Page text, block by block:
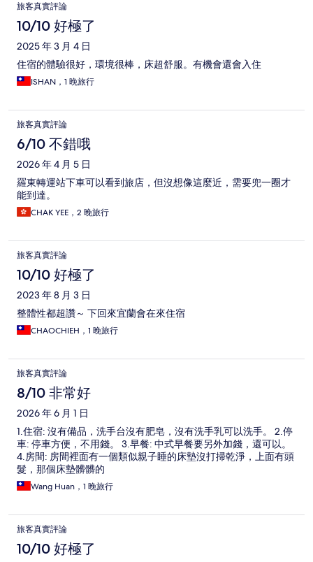
旅客真實評論
10/10 好極了
2025 年 3 月 4 日
住宿的體驗很好，環境很棒，床超舒服。有機會還會入住
ISHAN，1 晚旅行
旅客真實評論
6/10 不錯哦
2026 年 4 月 5 日
羅東轉運站下車可以看到旅店，但沒想像這麼近，需要兜一圈才
能到達。
CHAK YEE，2 晚旅行
旅客真實評論
10/10 好極了
2023 年 8 月 3 日
整體性都超讚～ 下回來宜蘭會在來住宿
CHAOCHIEH，1 晚旅行
旅客真實評論
8/10 非常好
2026 年 6 月 1 日
1.住宿: 沒有備品，洗手台沒有肥皂，沒有洗手乳可以洗手。 2.停
車: 停車方便，不用錢。 3.早餐: 中式早餐要另外加錢，還可以。
4.房間: 房間裡面有一個類似親子睡的床墊沒打掃乾淨，上面有頭
髮，那個床墊髒髒的
Wang Huan，1 晚旅行
旅客真實評論
10/10 好極了